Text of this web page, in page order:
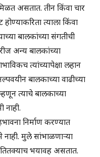
मिळत असतात. तीन किंवा चार
त्याला किंवा
बालकांच्या संगतीची
अन्य बालकांच्या
त्यांच्यापेक्षा लहान
बालकाच्या वाढीच्या
त्याचे बालकाच्या
निर्माण करण्यात
मुले सांभाळणाऱ्या
भयावह असतात.